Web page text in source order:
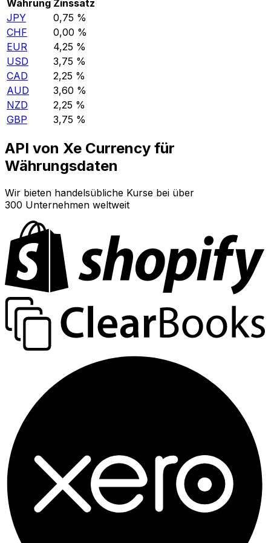
Währung Zinssatz
JPY
0,75 %
CHF
0,00 %
EUR
4,25 %
USD
3,75 %
CAD
2,25 %
AUD
3,60 %
NZD
2,25 %
GBP
3,75 %
API von Xe Currency für
Währungsdaten
Wir bieten handelsübliche Kurse bei über
300 Unternehmen weltweit